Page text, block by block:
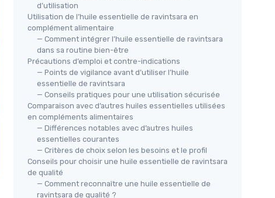
d’utilisation
Utilisation de l’huile essentielle de ravintsara en
complément alimentaire
— Comment intégrer l’huile essentielle de ravintsara
dans sa routine bien-être
Précautions d’emploi et contre-indications
— Points de vigilance avant d’utiliser l’huile
essentielle de ravintsara
— Conseils pratiques pour une utilisation sécurisée
Comparaison avec d’autres huiles essentielles utilisées
en compléments alimentaires
— Différences notables avec d’autres huiles
essentielles courantes
— Critères de choix selon les besoins et le profil
Conseils pour choisir une huile essentielle de ravintsara
de qualité
— Comment reconnaître une huile essentielle de
ravintsara de qualité ?